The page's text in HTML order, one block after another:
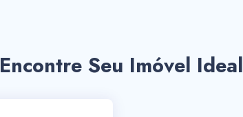
Encontre Seu Imóvel Ideal